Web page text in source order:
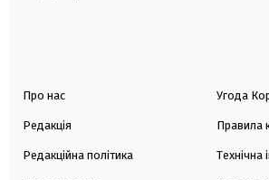
Про нас
Редакція
Редакційна політика
Угода
Правила
Технічна